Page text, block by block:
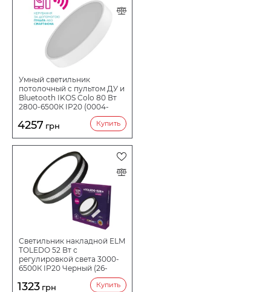
Умный светильник
потолочный c пультом ДУ и
Bluetooth IKOS Colo 80 Вт
2800-6500К IP20 (0004-
4257 грн Купить
Светильник накладной ELM
TOLEDO 52 Вт с
регулировкой света 3000-
6500К IP20 Черный (26-
1323 грн Купить